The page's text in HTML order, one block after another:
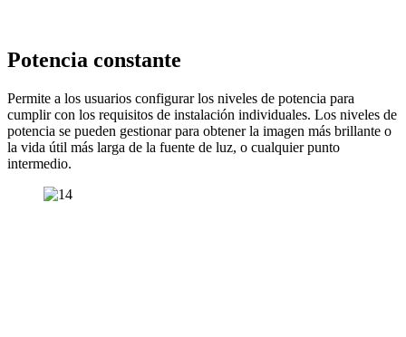
Potencia constante
Permite a los usuarios configurar los niveles de potencia para
cumplir con los requisitos de instalación individuales. Los niveles de
potencia se pueden gestionar para obtener la imagen más brillante o
la vida útil más larga de la fuente de luz, o cualquier punto
intermedio.